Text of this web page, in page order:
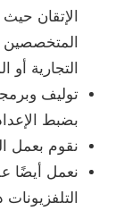
الإتقان
المتخصصين
التجارية أو
توليف
بضبط
نقوم بعمل
نعمل أيضًا